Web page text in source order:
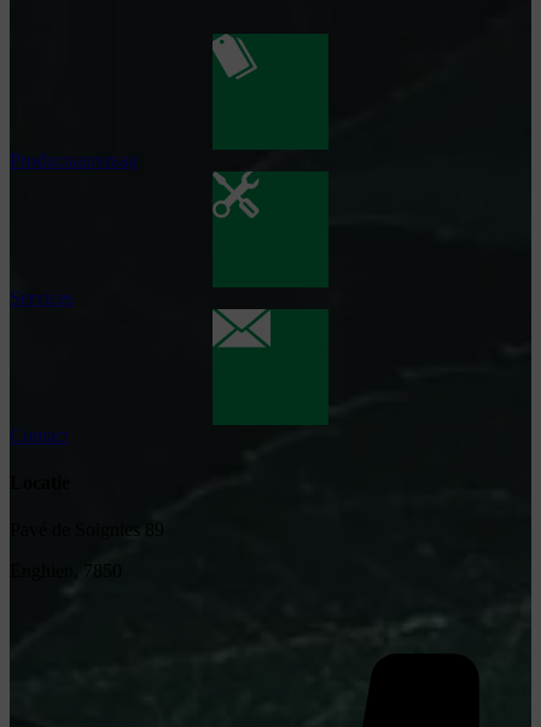
Productaanvraag
Services
Contact
Pavé de Soignies 89
Enghien, 7850